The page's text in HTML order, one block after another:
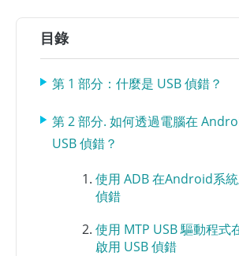
目錄
第 1 部分：什麼是 USB 偵錯？
第 2 部分. 如何透過電腦在
USB 偵錯？
使用 ADB 在Android系
偵錯
使用 MTP USB 驅動程
啟用 USB 偵錯